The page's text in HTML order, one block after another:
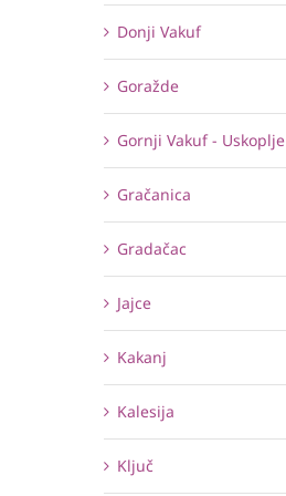
Donji Vakuf
Goražde
Gornji Vakuf - Uskoplje
Gračanica
Gradačac
Jajce
Kakanj
Kalesija
Ključ